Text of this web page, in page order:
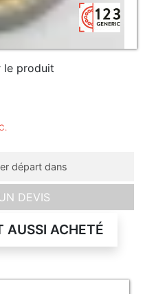
le produit
départ dans
DEVIS
AUSSI ACHETÉ